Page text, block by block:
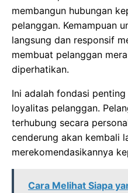
membangun hubungan
pelanggan. Kemampuan
langsung dan responsif
membuat pelanggan
diperhatikan.
Ini adalah fondasi
loyalitas pelanggan.
terhubung secara
cenderung akan kembali
merekomendasikannya
Cara Melihat Siapa